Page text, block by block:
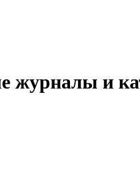
журналы и